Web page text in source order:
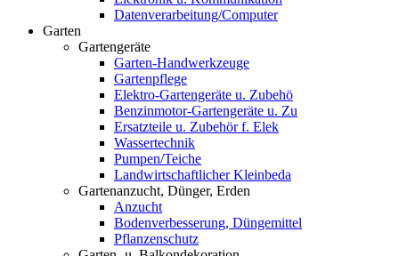
Datenverarbeitung/Computer
Garten
Gartengeräte
Garten-Handwerkzeuge
Gartenpflege
Elektro-Gartengeräte u. Zubehö
Benzinmotor-Gartengeräte u. Zu
Ersatzteile u. Zubehör f. Elek
Wassertechnik
Pumpen/Teiche
Landwirtschaftlicher Kleinbeda
Gartenanzucht, Dünger, Erden
Anzucht
Bodenverbesserung, Düngemittel
Pflanzenschutz